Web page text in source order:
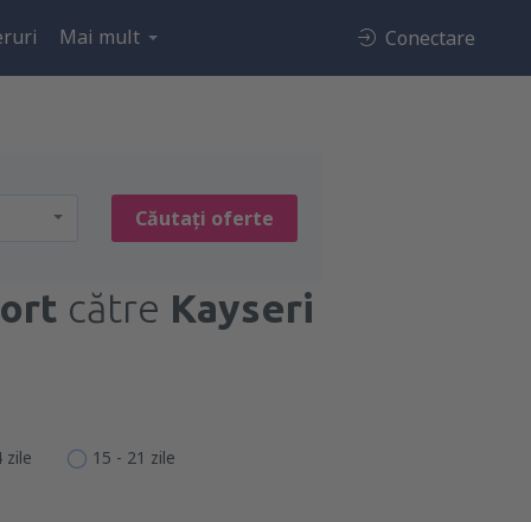
Mai mult Conectare
Căutați oferte
către Kayseri
zile 15 - 21 zile